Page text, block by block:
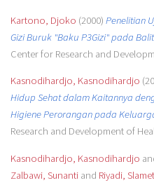
Kartono, Djoko (2000) Penelitian
Gizi Buruk "Baku P3Gizi" pada
Center for Research and
Kasnodihardjo, Kasnodihardjo
Hidup Sehat dalam Kaitannya
Higiene Perorangan pada
Research and Development of
Kasnodihardjo, Kasnodihardjo
Zalbawi, Sunantiand Riyadi, Slamet